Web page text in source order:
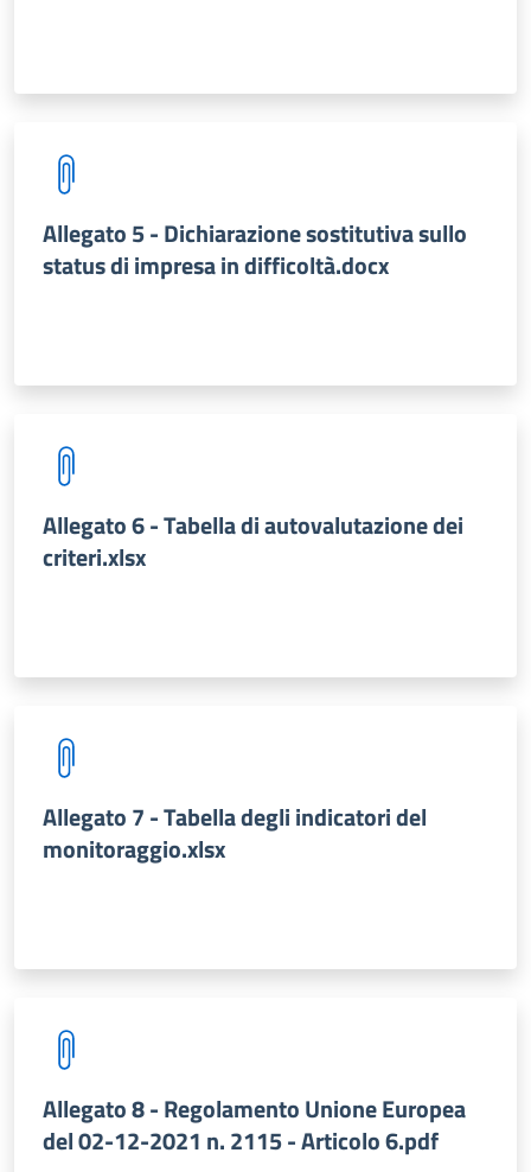
Allegato 5 - Dichiarazione sostitutiva sullo
status di impresa in difficoltà.docx
Allegato 6 - Tabella di autovalutazione dei
criteri.xlsx
Allegato 7 - Tabella degli indicatori del
monitoraggio.xlsx
Allegato 8 - Regolamento Unione Europea
del 02-12-2021 n. 2115 - Articolo 6.pdf